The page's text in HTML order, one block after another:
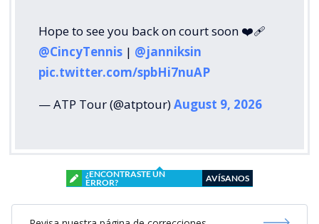
Suscríbete en:
Suscríbete:
Mostrar Comentarios